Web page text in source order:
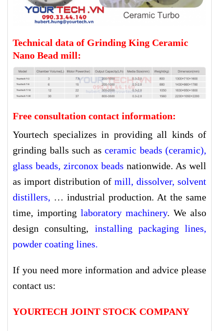
Technical data of Grinding King Ceramic
Nano Bead mill:
Free consultation contact information:
Yourtech specializes in providing all kinds of
grinding balls such as ceramic beads (ceramic),
glass beads, zirconox beads nationwide. As well
as import distribution of mill, dissolver, solvent
distillers, … industrial production. At the same
time, importing laboratory machinery. We also
design consulting, installing packaging lines,
powder coating lines.
If you need more information and advice please
contact us:
YOURTECH JOINT STOCK COMPANY